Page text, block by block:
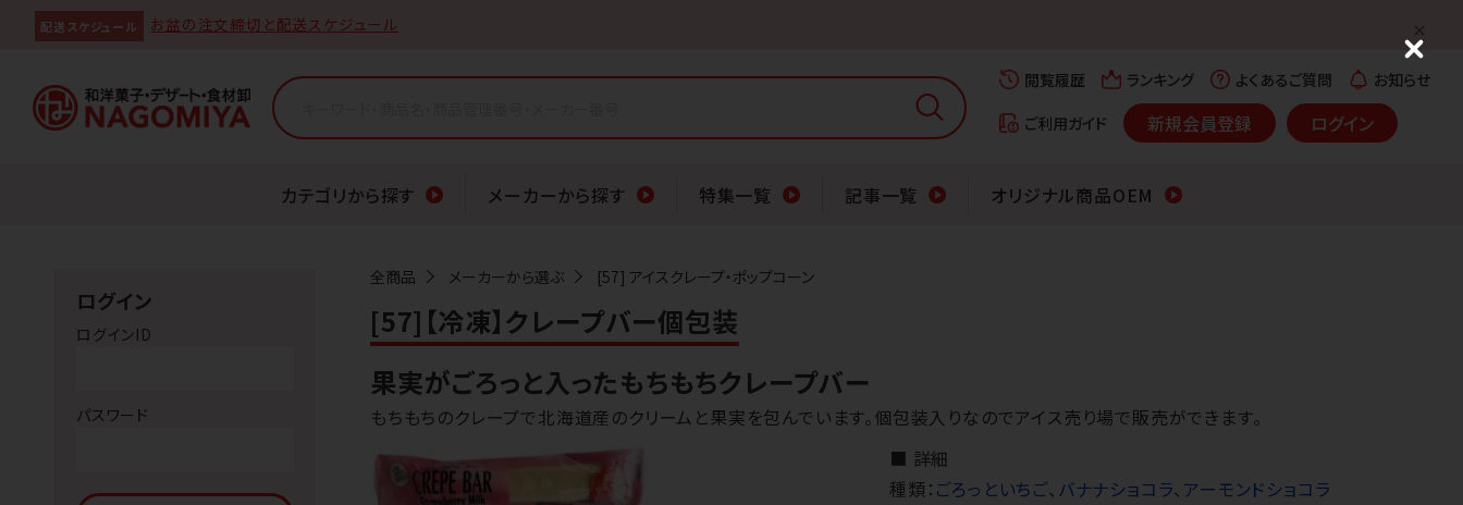
配送スケジュール お盆の注文締切と配送スケジュール
閲覧履歴 ランキング よくあるご質問
お知らせ
ご利用ガイド
新規会員登録 ログイン
カテゴリから探す メーカーから探す 特集一覧 記事一覧 オリジナル商品OEM
全商品 メーカーから選ぶ [57] アイスクレープ・ポップコーン
[57]【冷凍】クレープバー個包装
果実がごろっと入ったもちもちクレープバー
もちもちのクレープで北海道産のクリームと果実を包んでいます。個包装入りなのでアイス売り場で販売ができます。
■ 詳細
種類： ごろっといちご、 バナナショコラ、 アーモンドショコラ
ログイン
ログインID
パスワード
C
l